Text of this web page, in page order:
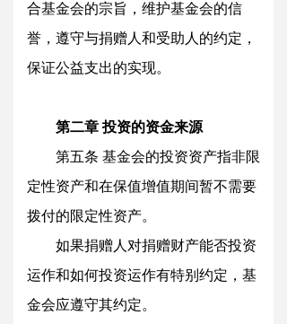
合基金会的宗旨，维护基金会的信
誉，遵守与捐赠人和受助人的约定，
保证公益支出的实现。
第二章 投资的资金来源
第五条 基金会的投资资产指非限
定性资产和在保值增值期间暂不需要
拨付的限定性资产。
如果捐赠人对捐赠财产能否投资
运作和如何投资运作有特别约定，基
金会应遵守其约定。